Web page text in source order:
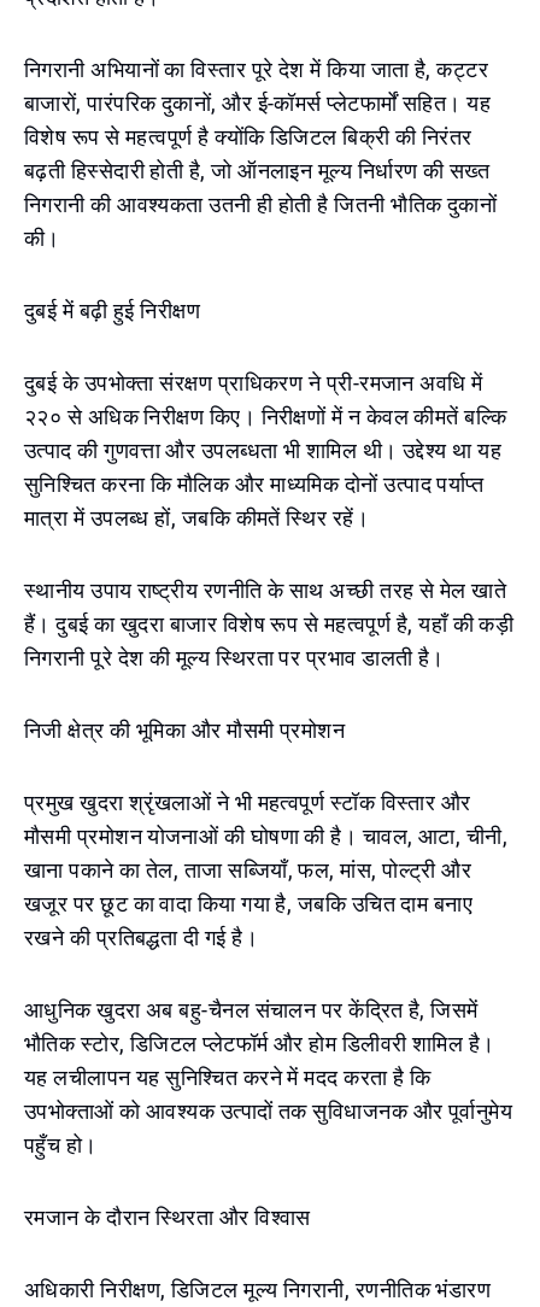
निगरानी अभियानों का विस्तार पूरे देश में किया जाता है, कट्टर
बाजारों, पारंपरिक दुकानों, और ई-कॉमर्स प्लेटफार्मों सहित। यह
विशेष रूप से महत्वपूर्ण है क्योंकि डिजिटल बिक्री की निरंतर
बढ़ती हिस्सेदारी होती है, जो ऑनलाइन मूल्य निर्धारण की सख्त
निगरानी की आवश्यकता उतनी ही होती है जितनी भौतिक दुकानों
की।
दुबई में बढ़ी हुई निरीक्षण
दुबई के उपभोक्ता संरक्षण प्राधिकरण ने प्री-रमजान अवधि में
२२० से अधिक निरीक्षण किए। निरीक्षणों में न केवल कीमतें बल्कि
उत्पाद की गुणवत्ता और उपलब्धता भी शामिल थी। उद्देश्य था यह
सुनिश्चित करना कि मौलिक और माध्यमिक दोनों उत्पाद पर्याप्त
मात्रा में उपलब्ध हों, जबकि कीमतें स्थिर रहें।
स्थानीय उपाय राष्ट्रीय रणनीति के साथ अच्छी तरह से मेल खाते
हैं। दुबई का खुदरा बाजार विशेष रूप से महत्वपूर्ण है, यहाँ की कड़ी
निगरानी पूरे देश की मूल्य स्थिरता पर प्रभाव डालती है।
निजी क्षेत्र की भूमिका और मौसमी प्रमोशन
प्रमुख खुदरा श्रृंखलाओं ने भी महत्वपूर्ण स्टॉक विस्तार और
मौसमी प्रमोशन योजनाओं की घोषणा की है। चावल, आटा, चीनी,
खाना पकाने का तेल, ताजा सब्जियाँ, फल, मांस, पोल्ट्री और
खजूर पर छूट का वादा किया गया है, जबकि उचित दाम बनाए
रखने की प्रतिबद्धता दी गई है।
आधुनिक खुदरा अब बहु-चैनल संचालन पर केंद्रित है, जिसमें
भौतिक स्टोर, डिजिटल प्लेटफॉर्म और होम डिलीवरी शामिल है।
यह लचीलापन यह सुनिश्चित करने में मदद करता है कि
उपभोक्ताओं को आवश्यक उत्पादों तक सुविधाजनक और पूर्वानुमेय
पहुँच हो।
रमजान के दौरान स्थिरता और विश्वास
अधिकारी निरीक्षण, डिजिटल मूल्य निगरानी, रणनीतिक भंडारण